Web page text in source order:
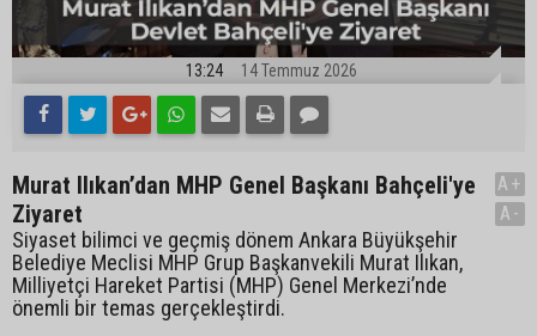
13:24 14 Temmuz 2026
Murat Ilıkan’dan MHP Genel Başkanı Bahçeli'ye
Ziyaret
Siyaset bilimci ve geçmiş dönem Ankara Büyükşehir
Belediye Meclisi MHP Grup Başkanvekili Murat Ilıkan,
Milliyetçi Hareket Partisi (MHP) Genel Merkezi’nde
önemli bir temas gerçekleştirdi.
A+
A-